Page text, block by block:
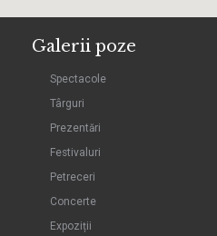
Galerii poze
Spectacole
Târguri
Prezentări
Festivaluri
Petreceri
Concerte
Expoziții